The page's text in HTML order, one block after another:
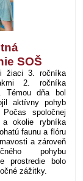
SOŠ
žiaci 3. ročníka
2. ročníka
Témou dňa bol
aktívny pohyb
spoločnej
okolie rybníka
faunu a flóru
a zároveň
pohybu
prostredie bolo
zážitky.